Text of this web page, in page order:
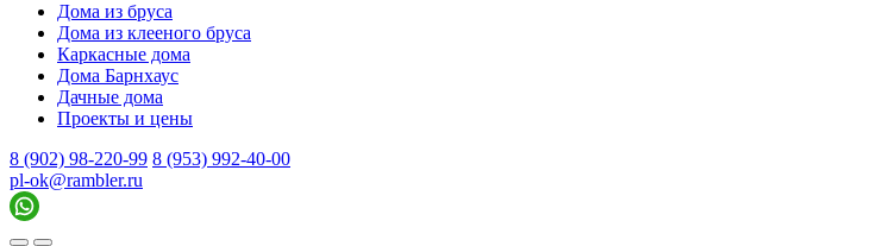
Дома из бруса
Дома из клееного бруса
Каркасные дома
Дома Барнхаус
Дачные дома
Проекты и цены
8 (902) 98-220-99 8 (953) 992-40-00
pl-ok@rambler.ru